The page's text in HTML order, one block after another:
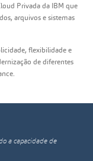
Privada da IBM que
arquivos e sistemas
flexibilidade e
de diferentes
a capacidade de